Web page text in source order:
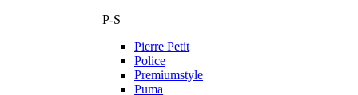
P-S
Pierre Petit
Police
Premiumstyle
Puma